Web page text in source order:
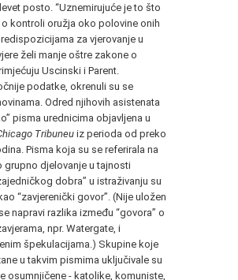
posto. “Uznemirujuće je to što
o kontroli oružja oko polovine onih
za vjerovanje u
želi manje oštre zakone o
Uscinski i Parent.
podatke, okrenuli su se
Odred njihovih asistenata
pisma urednicima objavljena u
Tribuneu iz perioda od preko
Pisma koja su se referirala na
grupno djelovanje u tajnosti
dobra” u istraživanju su
“zavjerenički govor”. (Nije uložen
napravi razlika između “govora” o
npr. Watergate, i
špekulacijama.) Skupine koje
u takvim pismima uključivale su
osumnjičene - katolike, komuniste,